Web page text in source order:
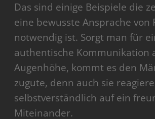
Das sind einige Beispiele die
eine bewusste Ansprache von
notwendig ist. Sorgt man für
authentische Kommunikation
Augenhöhe, kommt es den
zugute, denn auch sie
selbstverständlich auf ein
Miteinander.